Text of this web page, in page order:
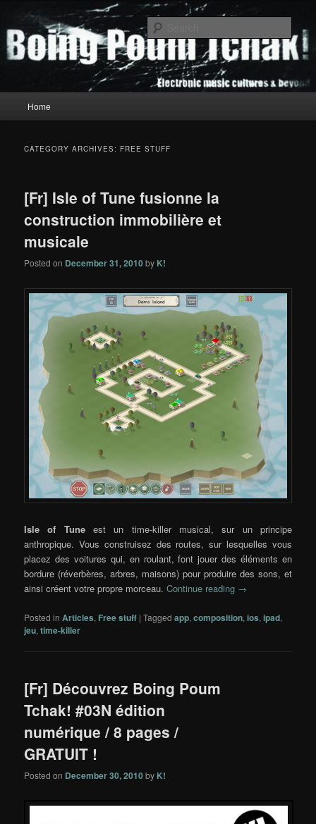
primary
content
secondary
contentBoing Poum Tchak!
Home
CATEGORY ARCHIVES: FREE STUFF
[Fr] Isle of Tune fusionne la
construction immobilière et
musicale
Posted on December 31, 2010 by K!
Isle of Tuneest un time-killer musical, sur un principe
anthropique. Vous construisez des routes, sur lesquelles vous
placez des voitures qui, en roulant, font jouer des éléments en
bordure (réverbères, arbres, maisons) pour produire des sons, et
ainsi créent votre propre morceau.Continue reading →
Posted in Articles, Free stuff |Tagged app,composition,ios,ipad,
jeu,time-killer
[Fr] Découvrez Boing Poum
Tchak! #03N édition
numérique / 8 pages /
GRATUIT !
Posted on December 30, 2010 by K!